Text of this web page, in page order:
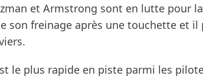
et Armstrong sont en lutte pour
son freinage après une touchette et il
le plus rapide en piste parmi les